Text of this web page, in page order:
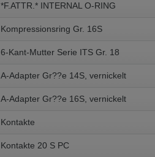
*F.ATTR.* INTERNAL O-RING
Kompressionsring Gr. 16S
6-Kant-Mutter Serie ITS Gr. 18
A-Adapter Gr??e 14S, vernickelt
A-Adapter Gr??e 16S, vernickelt
Kontakte
Kontakte 20 S PC